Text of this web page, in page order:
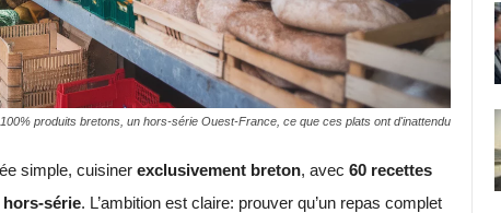
produits bretons, un hors-série Ouest-France, ce que ces plats ont d'inattendu
simple, cuisiner exclusivement breton, avec 60 recettes
hors-série. L’ambition est claire: prouver qu’un repas complet